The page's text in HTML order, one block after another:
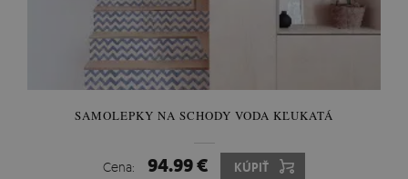
SAMOLEPKY NA SCHODY VODA KĽUKATÁ
Cena: 94.99 € KÚPIŤ